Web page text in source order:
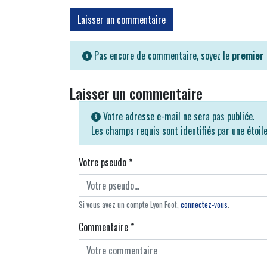
Laisser un commentaire
Pas encore de commentaire, soyez le premier
Laisser un commentaire
Votre adresse e-mail ne sera pas publiée.
Les champs requis sont identifiés par une étoile
Votre pseudo*
Si vous avez un compte Lyon Foot, connectez-vous
Commentaire*